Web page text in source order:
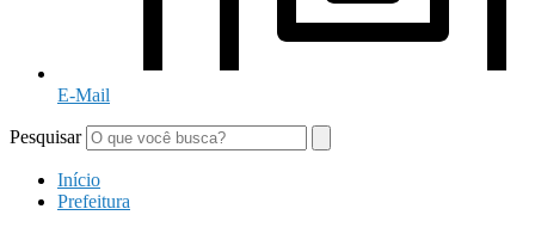
E-Mail
Pesquisar
Início
Prefeitura